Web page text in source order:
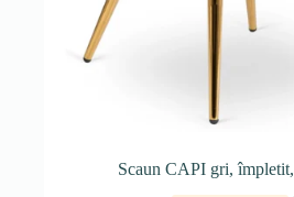
Scaun CAPI gri,